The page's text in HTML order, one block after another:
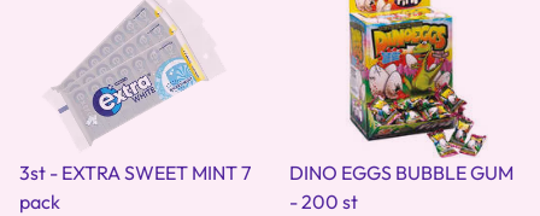
3st - EXTRA SWEET MINT 7
pack
DINO EGGS BUBBLE GUM
- 200 st